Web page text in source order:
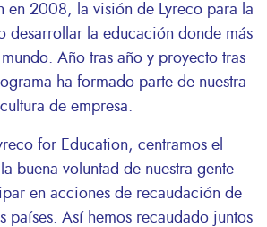
en 2008, la visión de Lyreco para la
desarrollar la educación donde más
Año tras año y proyecto tras
ha formado parte de nuestra
cultura de empresa.
for Education, centramos el
buena voluntad de nuestra gente
en acciones de recaudación de
países. Así hemos recaudado juntos